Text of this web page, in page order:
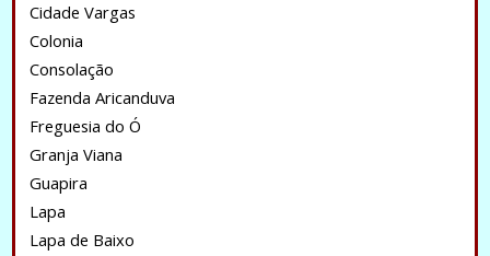
Cidade Vargas
Colonia
Consolação
Fazenda Aricanduva
Freguesia do Ó
Granja Viana
Guapira
Lapa
Lapa de Baixo